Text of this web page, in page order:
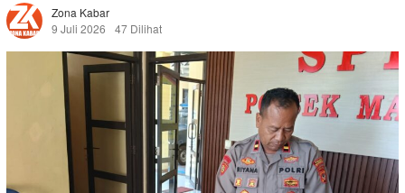
Zona Kabar
9 Juli 2026
47 Dilihat